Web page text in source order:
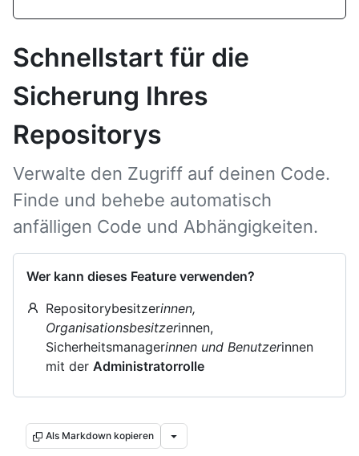
Schnellstart für die
Sicherung Ihres
Repositorys
Verwalte den Zugriff auf deinen Code.
Finde und behebe automatisch
anfälligen Code und Abhängigkeiten.
Wer kann dieses Feature verwenden?
Repositorybesitzerinnen,
Organisationsbesitzerinnen,
Sicherheitsmanagerinnen und Benutzerinnen
mit der Administratorrolle
Als Markdown kopieren